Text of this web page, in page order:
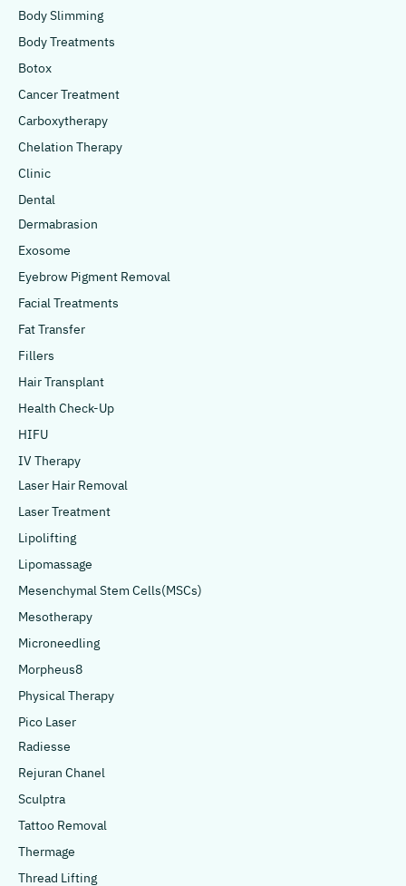
Body Slimming
Body Treatments
Botox
Cancer Treatment
Carboxytherapy
Chelation Therapy
Clinic
Dental
Dermabrasion
Exosome
Eyebrow Pigment Removal
Facial Treatments
Fat Transfer
Fillers
Hair Transplant
Health Check-Up
HIFU
IV Therapy
Laser Hair Removal
Laser Treatment
Lipolifting
Lipomassage
Mesenchymal Stem Cells(MSCs)
Mesotherapy
Microneedling
Morpheus8
Physical Therapy
Pico Laser
Radiesse
Rejuran Chanel
Sculptra
Tattoo Removal
Thermage
Thread Lifting